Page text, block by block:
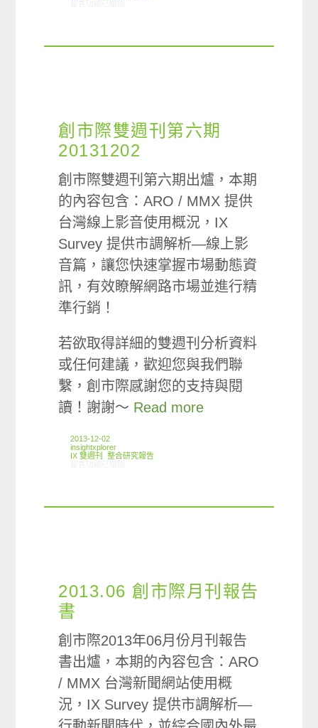
創市際雙週刊第六期
20131202
創市際雙週刊第六期出爐，本期
的內容包含：ARO / MMX 提供
台灣線上影音使用概況，IX
Survey 提供市調解析—線上影
音篇，讓您快速掌握市場動態資
訊，有效瞭解網路市場並進行精
準行銷！
若欲取得詳細的雙週刊分析資料
或任何建議，歡迎您與我們聯
繫，創市際感謝您的支持與閱
讀！謝謝～ Read more
2013-12-02
insightxplorer
IX 雙週刊
,整合研究報告
2013.06 創市際月刊報告
書
創市際2013年06月份月刊報告
書出爐，本期的內容包含：ARO
/ MMX 台灣新聞網站使用概
況，IX Survey 提供市調解析—